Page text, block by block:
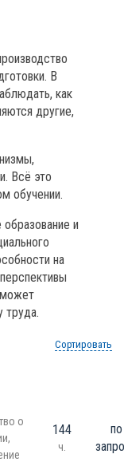
В
как
другие,
Всё это
обучении.
и
на
может
труда.
Сортировать
о
144
ч.
по